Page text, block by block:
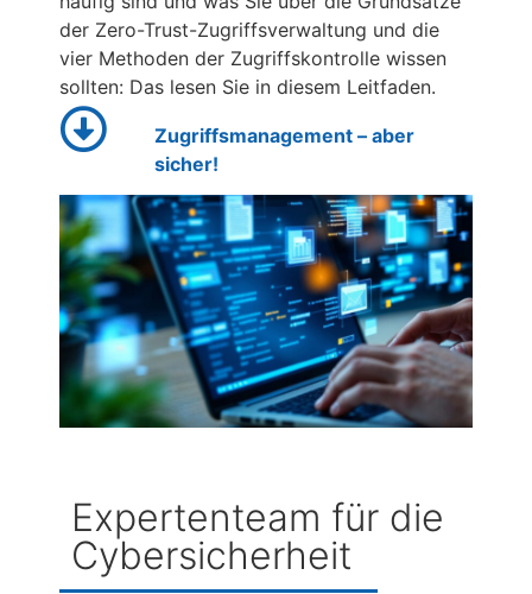
der Zero-Trust-Zugriffsverwaltung und die
vier Methoden der Zugriffskontrolle wissen
sollten: Das lesen Sie in diesem Leitfaden.
Zugriffsmanagement – aber
sicher!
Expertenteam für die
Cybersicherheit